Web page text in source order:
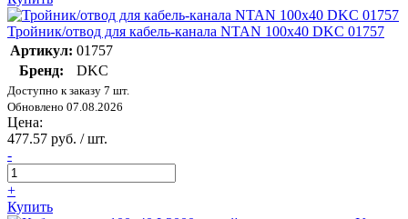
Тройник/отвод для кабель-канала NTAN 100х40 DKC 01757
Артикул: 01757
Бренд:
DKC
Доступно к заказу 7 шт.
Обновлено 07.08.2026
Цена:
477.57 руб. / шт.
-
+
Купить